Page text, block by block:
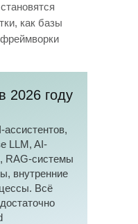
2026 году
LLM, AI-
RAG-системы
внутренние
Всё
как базы